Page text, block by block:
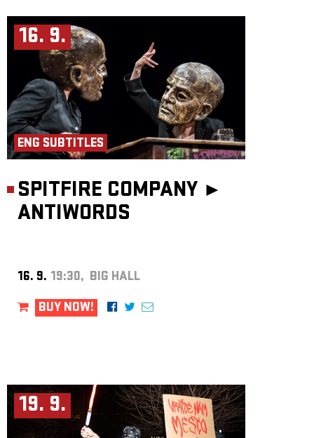
16. 9.
ENG SUBTITLES
SPITFIRE COMPANY ►
ANTIWORDS
16. 9. 19:30, BIG HALL
BUY NOW!
19. 9.